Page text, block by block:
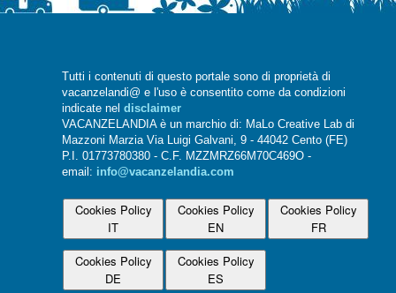
Tutti i contenuti di questo portale sono di proprietà di
vacanzelandi@ e l'uso è consentito come da condizioni
indicate nel disclaimer
VACANZELANDIA è un marchio di: MaLo Creative Lab di
Mazzoni Marzia Via Luigi Galvani, 9 - 44042 Cento (FE)
P.I. 01773780380 - C.F. MZZMRZ66M70C469O -
email: info@vacanzelandia.com
Cookies Policy
IT
Cookies Policy
EN
Cookies Policy
FR
Cookies Policy
DE
Cookies Policy
ES